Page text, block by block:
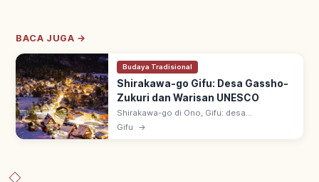
BACA JUGA →
Budaya Tradisional
Shirakawa-go Gifu: Desa Gassho-
Zukuri dan Warisan UNESCO
Shirakawa-go di Ono, Gifu: desa
pegunungan gassho-zukuri (atap jerami
Gifu →